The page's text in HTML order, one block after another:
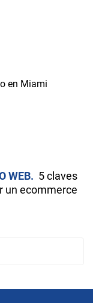
WEB
5 claves
un ecommerce